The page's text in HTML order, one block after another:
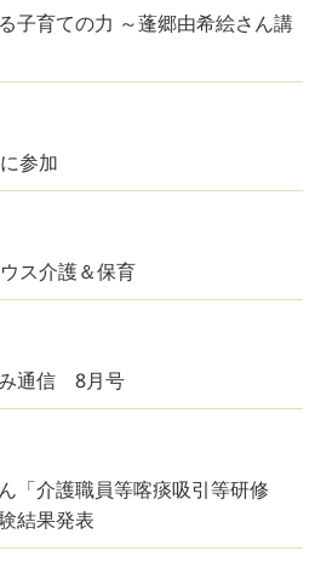
子育ての力 ～蓬郷由希絵さん講
参加
ス介護＆保育
み通信 8月号
介護職員等喀痰吸引等研修
結果発表